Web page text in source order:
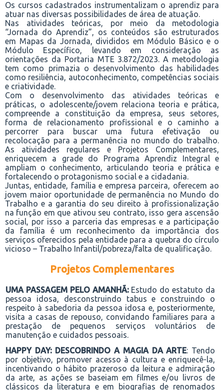
Os cursos cadastrados instrumentalizam o aprendiz para
atuar nas diversas possibilidades de área de atuação.
Nas atividades teóricas, por meio da metodologia
“Jornada do Aprendiz”, os conteúdos são estruturados
em Mapas da Jornada, divididos em Módulo Básico e o
Módulo Específico, levando em consideração as
orientações da Portaria MTE 3.872/2023. A metodologia
tem como primazia o desenvolvimento das habilidades
como resiliência, autoconhecimento, competências sociais
e criatividade.
Com o desenvolvimento das atividades teóricas e
práticas, o adolescente/jovem relaciona teoria e prática,
compreende a constituição da empresa, seus setores,
forma de relacionamento profissional e o caminho a
percorrer para buscar uma futura efetivação ou
recolocação para a permanência no mundo do trabalho.
As atividades regulares e Projetos Complementares,
enriquecem a grade do Programa Aprendiz Integral e
ampliam o conhecimento, articulando teoria e prática e
fortalecendo o protagonismo social e a cidadania.
Juntas, entidade, família e empresa parceira, oferecem ao
jovem maior oportunidade de permanência no Mundo do
Trabalho e a garantia do seu direito à profissionalização
na função em que ativou seu contrato, isso gera ascensão
social, por isso a parceria das empresas e a participação
da família é um reconhecimento da importância dos
serviços oferecidos pela entidade para a quebra do círculo
vicioso – Trabalho Infantil/pobreza/falta de qualificação.
Projetos Complementares
UMA PASSAGEM PELO AMANHÃ: Estudo do estatuto d a
pessoa idosa, desconstruindo tabus e construindo o
respeito à sabedoria d a pessoa idosa e, posteriormente,
visita a casas de repouso, convidando familiares para a
prestação de pequenos serviços voluntários de
manutenção e cuidados pessoais.
HAPPY DAY: DESCOBRINDO A MAGIA DA ARTE: Tendo
por objetivo, promover acesso à cultura e enriquecê-la,
incentivando o hábito prazeroso da leitura e admiração
da arte, as ações se baseiam em filmes e/ou livros de
clássicos da literatura e em biografias de renomados